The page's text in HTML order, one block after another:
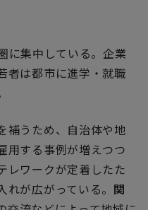
に集中している。企業
者は都市に進学・就職
補うため、自治体や地
用する事例が増えつつ
レワークが定着したた
が広がっている。 関